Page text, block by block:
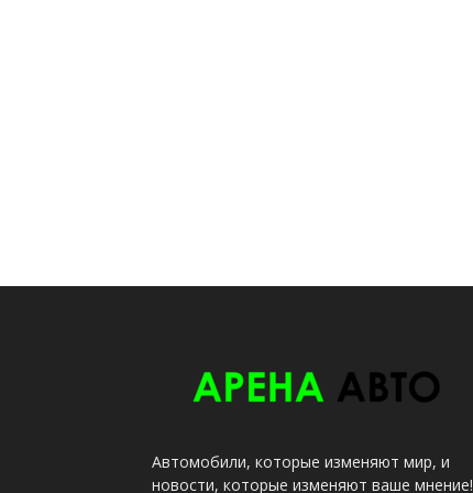
Автомобили, которые изменяют мир, и
новости, которые изменяют ваше мнение!